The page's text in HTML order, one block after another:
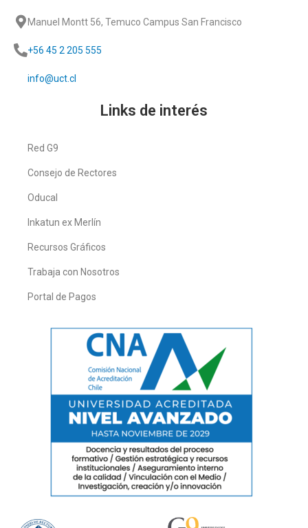
Manuel Montt 56, Temuco Campus San Francisco
+56 45 2 205 555
info@uct.cl
Links de interés
Red G9
Consejo de Rectores
Oducal
Inkatun ex Merlín
Recursos Gráficos
Trabaja con Nosotros
Portal de Pagos